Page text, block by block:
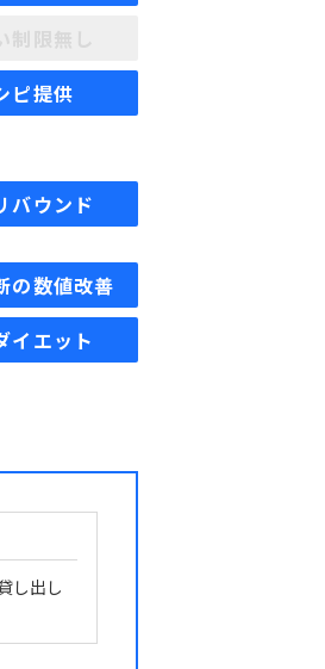
ピ提供
バウンド
の数値改善
イエット
し出し